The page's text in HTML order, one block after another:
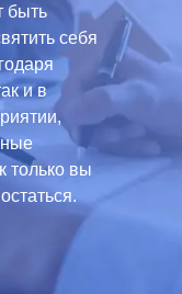
быть
себя
и в
только вы